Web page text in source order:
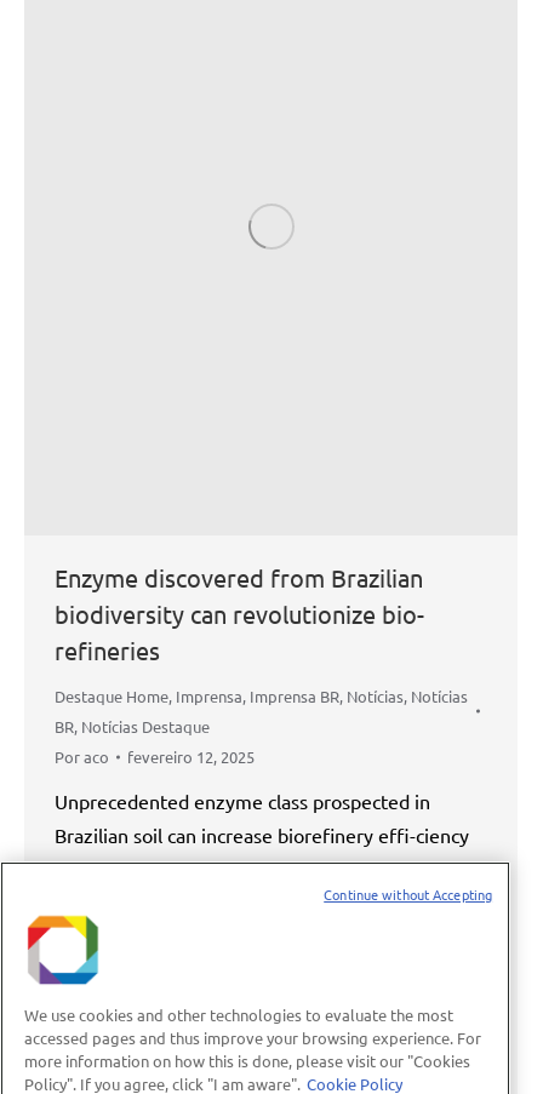
Enzyme discovered from Brazilian
biodiversity can revolutionize bio-
refineries
Destaque Home, Imprensa, Imprensa BR, Notícias, Notícias
BR, Notícias Destaque
Poraco fevereiro 12, 2025
Unprecedented enzyme class prospected in
Brazilian soil can increase biorefinery effi-ciency
and accelerate the sustainable production of
energy and chemicals A new enzyme class
discovered in Brazilian soil represents one of the
main advances in recent decades in the field of
sustainable production of energy and chemicals.
This enzyme is capable of accelerating the
cellulose…
We use cookies and other technologies to evaluate the most
accessed pages and thus improve your browsing experience. For
more information on how this is done, please visit our "Cookies
Policy". If you agree, click "I am aware". Cookie Policy
Continue without Accepting